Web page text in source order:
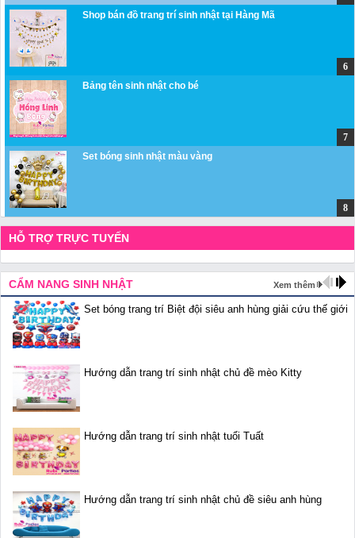
Shop bán đồ trang trí sinh nhật tại Hàng Mã
Bảng tên sinh nhật cho bé
Set bóng sinh nhật màu vàng
HỖ TRỢ TRỰC TUYẾN
CẨM NANG SINH NHẬT Xem thêm
Set bóng trang trí Biệt đội siêu anh hùng giải cứu thế giới
Hướng dẫn trang trí sinh nhật chủ đề mèo Kitty
Hướng dẫn trang trí sinh nhật tuổi Tuất
Hướng dẫn trang trí sinh nhật chủ đề siêu anh hùng